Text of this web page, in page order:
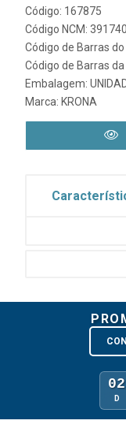
Código: 167875
Código NCM:
Código de Barras
Código de Barras
Embalagem:
Marca: KRONA
02
D